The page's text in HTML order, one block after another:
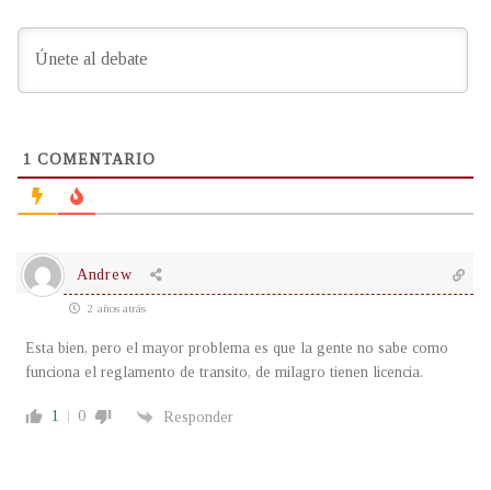
1 COMENTARIO
Andrew
2 años atrás
Esta bien, pero el mayor problema es que la gente no sabe como
funciona el reglamento de transito, de milagro tienen licencia.
1 0 Responder